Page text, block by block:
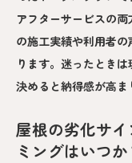
アフターサービスの
の施工実績や利用者
ります。迷ったとき
決めると納得感が高ま
屋根の劣化サ
ミングはいつか